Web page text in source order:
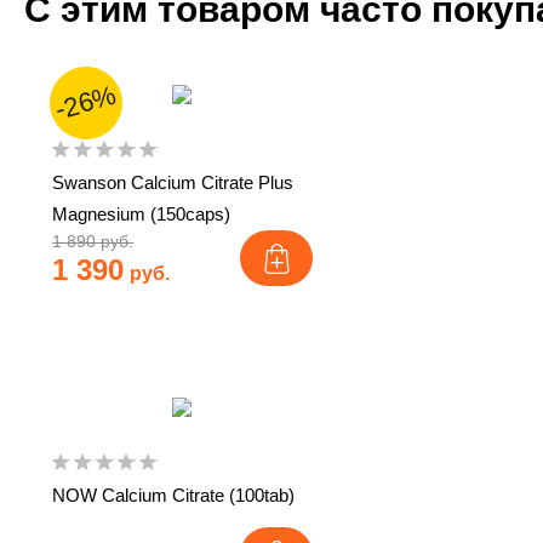
С этим товаром часто
Swanson Calcium Citrate Plus
Magnesium (150caps)
1 890 руб.
1 390 руб.
-26%
NOW Calcium Citrate (100tab)